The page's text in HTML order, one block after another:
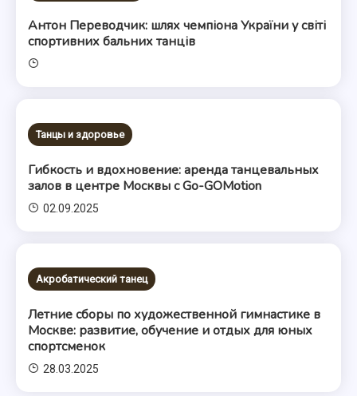
Антон Переводчик: шлях чемпіона України у світі
спортивних бальних танців
Танцы и здоровье
Гибкость и вдохновение: аренда танцевальных
залов в центре Москвы с Go-GOMotion
02.09.2025
Акробатический танец
Летние сборы по художественной гимнастике в
Москве: развитие, обучение и отдых для юных
спортсменок
28.03.2025